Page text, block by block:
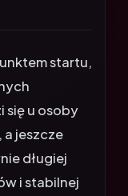
startu,
się u osoby
a jeszcze
długiej
i stabilnej